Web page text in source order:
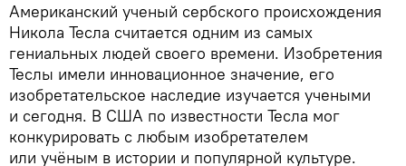
Американский ученый сербского происхождения
Никола Тесла считается одним из самых
гениальных людей своего времени. Изобретения
Теслы имели инновационное значение, его
изобретательское наследие изучается учеными
и сегодня. В США по известности Тесла мог
конкурировать с любым изобретателем
или учёным в истории и популярной культуре.